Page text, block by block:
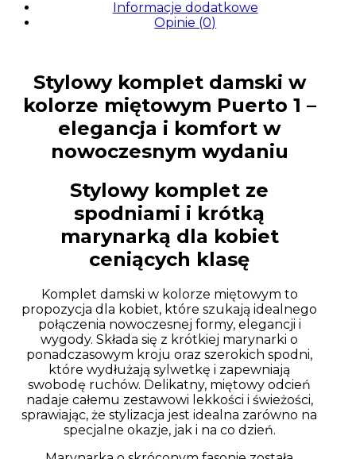
Informacje dodatkowe
Opinie (0)
Stylowy komplet damski w
kolorze miętowym Puerto 1 –
elegancja i komfort w
nowoczesnym wydaniu
Stylowy komplet ze
spodniami i krótką
marynarką dla kobiet
ceniących klasę
Komplet damski w kolorze miętowym to
propozycja dla kobiet, które szukają idealnego
połączenia nowoczesnej formy, elegancji i
wygody. Składa się z krótkiej marynarki o
ponadczasowym kroju oraz szerokich spodni,
które wydłużają sylwetkę i zapewniają
swobodę ruchów. Delikatny, miętowy odcień
nadaje całemu zestawowi lekkości i świeżości,
sprawiając, że stylizacja jest idealna zarówno na
specjalne okazje, jak i na co dzień.